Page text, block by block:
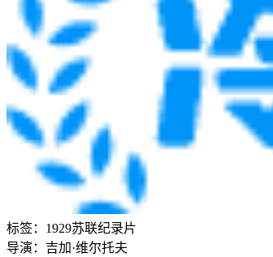
标签： 1929苏联纪录片
导演： 吉加·维尔托夫